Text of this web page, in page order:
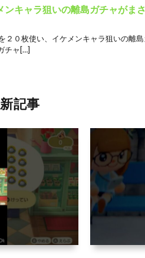
ンキャラ狙いの離島ガチャがま
２０枚使い、イケメンキャラ狙いの離
チャ[…]
記事